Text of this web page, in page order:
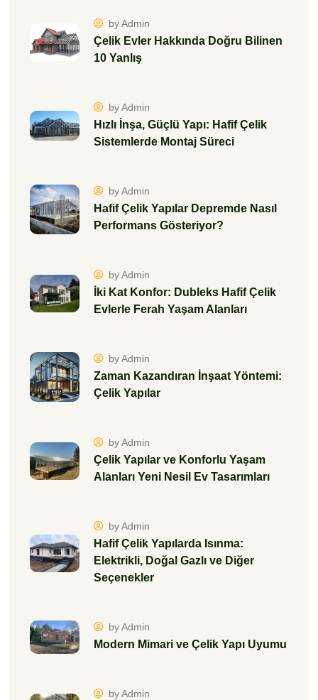
by Admin
Çelik Evler Hakkında Doğru Bilinen
10 Yanlış
by Admin
Hızlı İnşa, Güçlü Yapı: Hafif Çelik
Sistemlerde Montaj Süreci
by Admin
Hafif Çelik Yapılar Depremde Nasıl
Performans Gösteriyor?
by Admin
İki Kat Konfor: Dubleks Hafif Çelik
Evlerle Ferah Yaşam Alanları
by Admin
Zaman Kazandıran İnşaat Yöntemi:
Çelik Yapılar
by Admin
Çelik Yapılar ve Konforlu Yaşam
Alanları Yeni Nesil Ev Tasarımları
by Admin
Hafif Çelik Yapılarda Isınma:
Elektrikli, Doğal Gazlı ve Diğer
Seçenekler
by Admin
Modern Mimari ve Çelik Yapı Uyumu
by Admin